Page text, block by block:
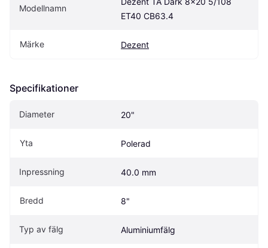
Modellnamn
ET40 CB63.4
Märke Dezent
Specifikationer
Diameter 20"
Yta Polerad
Inpressning 40.0 mm
Bredd 8"
Typ av fälg Aluminiumfälg